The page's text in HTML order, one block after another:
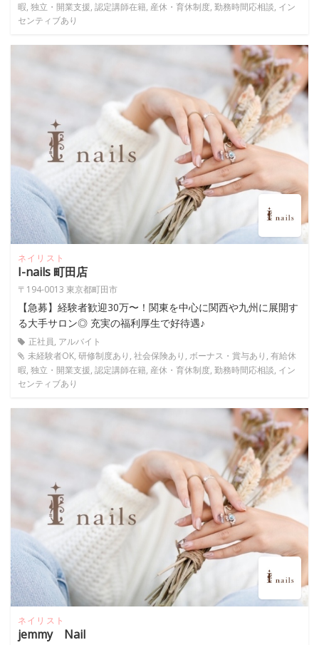
暇, 独立・開業支援, 認定講師在籍, 産休・育休制度, 勤務時間応相談, イン
センティブあり
ネイリスト
I-nails 町田店
〒194-0013 東京都町田市
【急募】経験者歓迎30万〜！関東を中心に関西や九州に展開す
る大手サロン◎ 充実の福利厚生で好待遇♪
正社員, アルバイト
未経験者OK, 研修制度あり, 社会保険あり, ボーナス・賞与あり, 有給休
暇, 独立・開業支援, 認定講師在籍, 産休・育休制度, 勤務時間応相談, イン
センティブあり
ネイリスト
jemmy Nail